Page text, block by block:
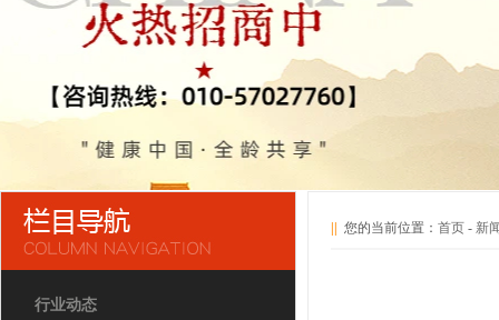
行业动态
您的当前位置： 首页 - 新